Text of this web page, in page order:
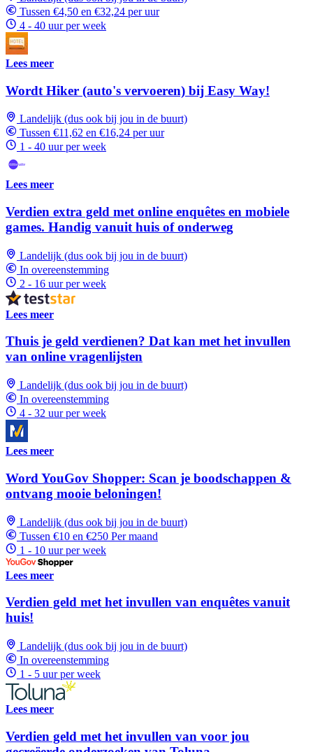
Tussen €4,50 en €32,24 per uur
4 - 40 uur per week
Lees meer
Wordt Hiker (auto's vervoeren) bij Easy Way!
Landelijk (dus ook bij jou in de buurt)
Tussen €11,62 en €16,24 per uur
1 - 40 uur per week
Lees meer
Verdien extra geld met online enquêtes en mobiele
games. Handig vanuit huis of onderweg
Landelijk (dus ook bij jou in de buurt)
In overeenstemming
2 - 16 uur per week
Lees meer
Thuis je geld verdienen? Dat kan met het invullen
van online vragenlijsten
Landelijk (dus ook bij jou in de buurt)
In overeenstemming
4 - 32 uur per week
Lees meer
Word YouGov Shopper: Scan je boodschappen &
ontvang mooie beloningen!
Landelijk (dus ook bij jou in de buurt)
Tussen €10 en €250 Per maand
1 - 10 uur per week
Lees meer
Verdien geld met het invullen van enquêtes vanuit
huis!
Landelijk (dus ook bij jou in de buurt)
In overeenstemming
1 - 5 uur per week
Lees meer
Verdien geld met het invullen van voor jou